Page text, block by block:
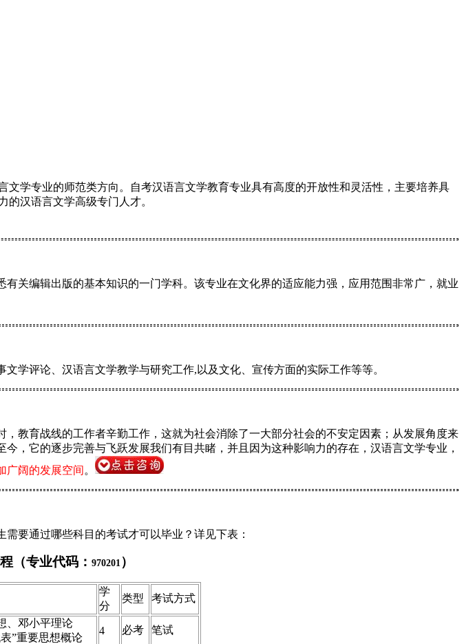
学专业的师范类方向。自考汉语言文学教育专业具有高度的开放性和灵活性，主要培养具
的汉语言文学高级专门人才。
关编辑出版的基本知识的一门学科。该专业在文化界的适应能力强，应用范围非常广，就业
学评论、汉语言文学教学与研究工作,以及文化、宣传方面的实际工作等等。
教育战线的工作者辛勤工作，这就为社会消除了一大部分社会的不安定因素；从发展角度来
，它的逐步完善与飞跃发展我们有目共睹，并且因为这种影响力的存在，汉语言文学专业，
广阔的发展空间 。
需要通过哪些科目的考试才可以毕业？详见下表：
（专业代码： 970201 ）
学
分
类型 考试方式
、邓小平理论
”重要思想概论
4 必考 笔试